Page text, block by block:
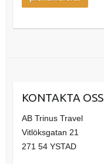
KONTAKTA OSS
AB Trinus Travel
Vitlöksgatan 21
271 54 YSTAD